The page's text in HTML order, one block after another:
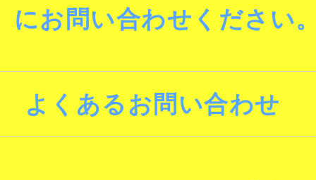
にお問い合わせください
よくあるお問い合わせ